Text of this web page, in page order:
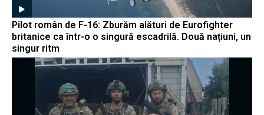
Pilot român de F-16: Zburăm alături de Eurofighter
britanice ca într-o o singură escadrilă. Două națiuni, un
singur ritm